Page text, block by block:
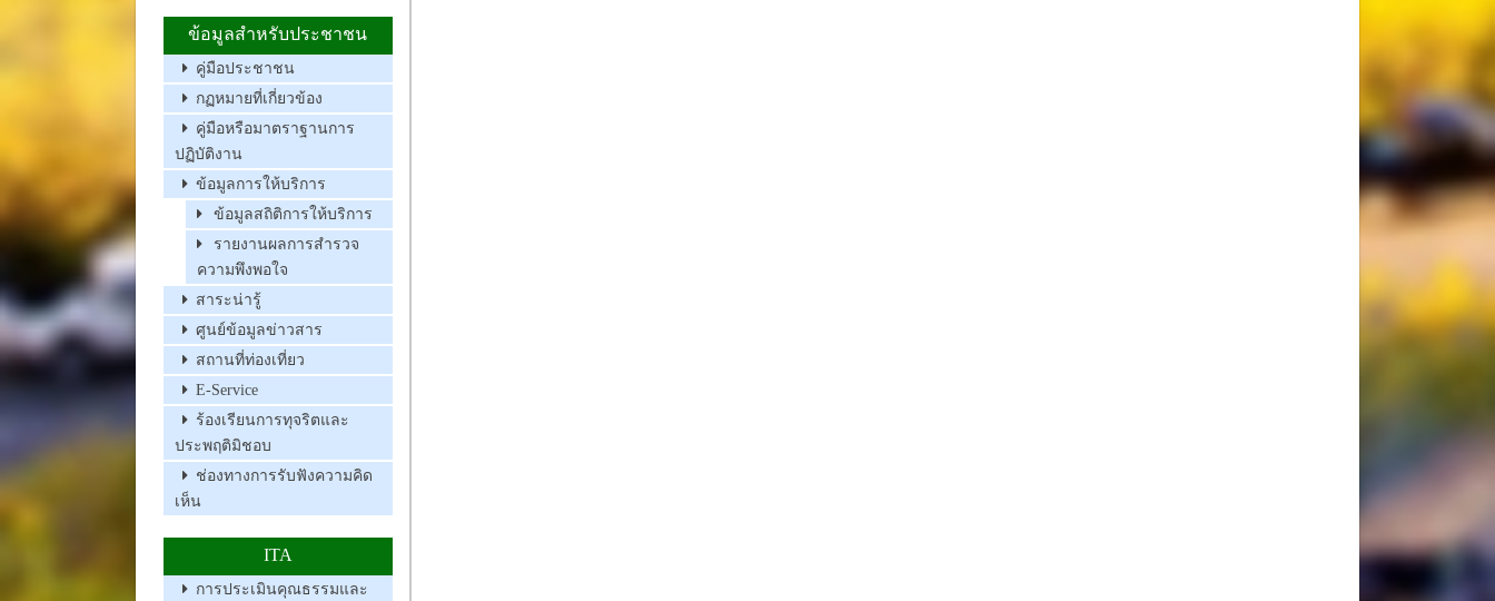
ข้อมูลสำหรับประชาชน
คู่มือประชาชน
กฏหมายที่เกี่ยวข้อง
คู่มือหรือมาตราฐานการ
ปฏิบัติงาน
ข้อมูลการให้บริการ
ข้อมูลสถิติการให้บริการ
รายงานผลการสำรวจ
ความพึงพอใจ
สาระน่ารู้
ศูนย์ข้อมูลข่าวสาร
สถานที่ท่องเที่ยว
E-Service
ร้องเรียนการทุจริตและ
ประพฤติมิชอบ
ช่องทางการรับฟังความคิด
เห็น
ITA
การประเมินคุณธรรมและ